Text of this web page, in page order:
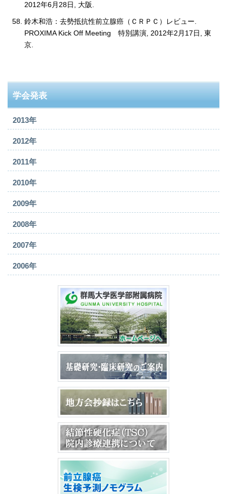
2012年6月28日, 大阪.
鈴木和浩：去勢抵抗性前立腺癌（ＣＲＰＣ）レビュー.
PROXIMA Kick Off Meeting 特別講演, 2012年2月17日, 東
京.
学会発表
2013年
2012年
2011年
2010年
2009年
2008年
2007年
2006年